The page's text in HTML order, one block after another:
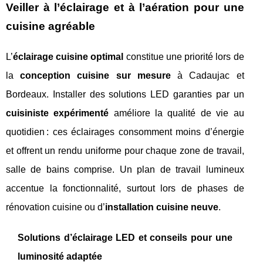
Veiller à l’éclairage et à l’aération pour une
cuisine agréable
L’éclairage cuisine optimal constitue une priorité lors de
laconception cuisine sur mesureà Cadaujac et
Bordeaux. Installer des solutions LED garanties par un
cuisiniste expérimenté améliore la qualité de vie au
quotidien : ces éclairages consomment moins d’énergie
et offrent un rendu uniforme pour chaque zone de travail,
salle de bains comprise. Un plan de travail lumineux
accentue la fonctionnalité, surtout lors de phases de
rénovation cuisine ou d’installation cuisine neuve.
Solutions d’éclairage LED et conseils pour une
luminosité adaptée